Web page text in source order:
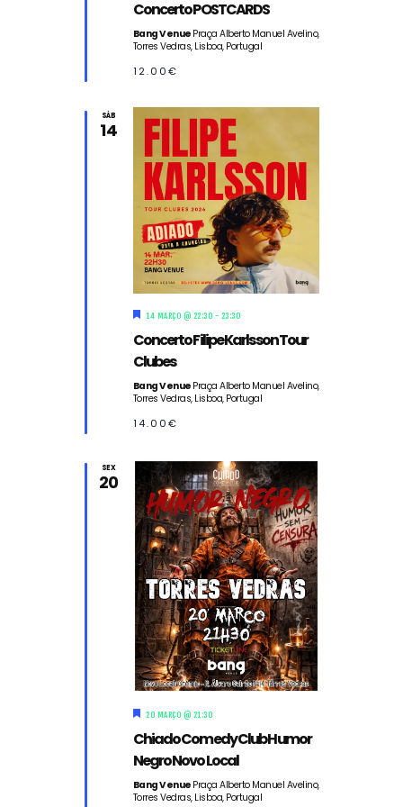
s
a
u
Concerto POSTCARDS
Bang Venue Praça Alberto Manuel Avelino,
Torres Vedras, Lisboa, Portugal
12.00€
SÁB
14
D
s
t
q
u
14 MARÇO @ 22:30 - 23:30
Concerto Filipe Karlsson Tour
Clubes
Bang Venue Praça Alberto Manuel Avelino,
Torres Vedras, Lisboa, Portugal
14.00€
SEX
20
D
s
t
a
q
u
20 MARÇO @ 21:30
Chiado Comedy Club Humor
Negro Novo Local
Bang Venue Praça Alberto Manuel Avelino,
Torres Vedras, Lisboa, Portugal